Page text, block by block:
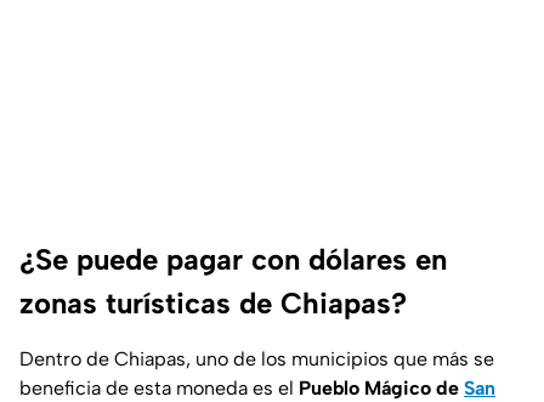
¿Se puede pagar con dólares en
zonas turísticas de Chiapas?
Dentro de Chiapas, uno de los municipios que más se
beneficia de esta moneda es el Pueblo Mágico de San